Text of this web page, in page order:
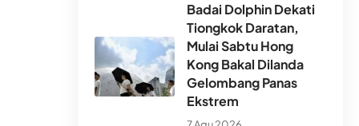
Badai Dolphin Dekati
Tiongkok Daratan,
Mulai Sabtu Hong
Kong Bakal Dilanda
Gelombang Panas
Ekstrem